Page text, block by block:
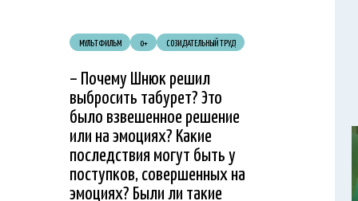
МУЛЬТФИЛЬМ 0+ СОЗИДАТЕЛЬНЫЙ ТРУД
– Почему Шнюк решил
выбросить табурет? Это
было взвешенное решение
или на эмоциях? Какие
последствия могут быть у
поступков, совершенных на
эмоциях? Были ли такие